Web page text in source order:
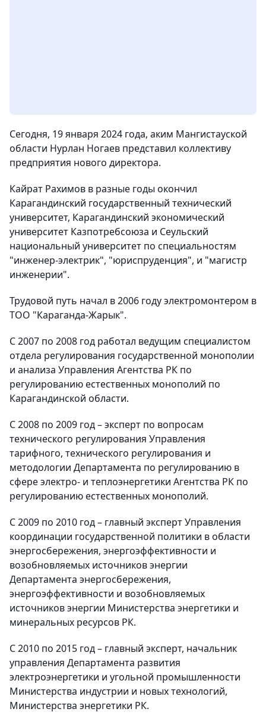
Сегодня, 19 января 2024 года, аким Мангистауской
области Нурлан Ногаев представил коллективу
предприятия нового директора.
Кайрат Рахимов в разные годы окончил
Карагандинский государственный технический
университет, Карагандинский экономический
университет Казпотребсоюза и Сеульский
национальный университет по специальностям
"инженер-электрик", "юриспруденция", и "магистр
инженерии".
Трудовой путь начал в 2006 году электромонтером в
ТОО "Караганда-Жарык".
С 2007 по 2008 год работал ведущим специалистом
отдела регулирования государственной монополии
и анализа Управления Агентства РК по
регулированию естественных монополий по
Карагандинской области.
С 2008 по 2009 год – эксперт по вопросам
технического регулирования Управления
тарифного, технического регулирования и
методологии Департамента по регулированию в
сфере электро- и теплоэнергетики Агентства РК по
регулированию естественных монополий.
С 2009 по 2010 год – главный эксперт Управления
координации государственной политики в области
энергосбережения, энергоэффективности и
возобновляемых источников энергии
Департамента энергосбережения,
энергоэффективности и возобновляемых
источников энергии Министерства энергетики и
минеральных ресурсов РК.
С 2010 по 2015 год – главный эксперт, начальник
управления Департамента развития
электроэнергетики и угольной промышленности
Министерства индустрии и новых технологий,
Министерства энергетики РК.